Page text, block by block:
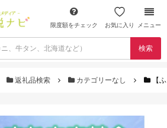
限度額をチェック お気に入り メニュー
検索
返礼品検索 カテゴリーなし 【